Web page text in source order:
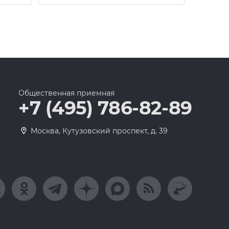
Общественная приемная
+7 (495) 786-82-89
Москва, Кутузовский проспект, д. 39